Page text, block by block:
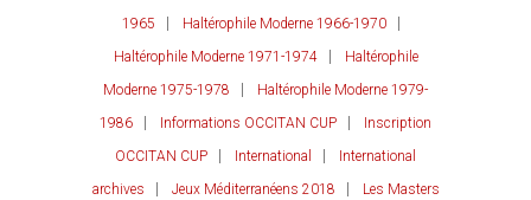
1965
Haltérophile Moderne 1966-1970
Haltérophile Moderne 1971-1974
Haltérophile
Moderne 1975-1978
Haltérophile Moderne 1979-
1986
Informations OCCITAN CUP
Inscription
OCCITAN CUP
International
International
archives
Jeux Méditerranéens 2018 Les Masters